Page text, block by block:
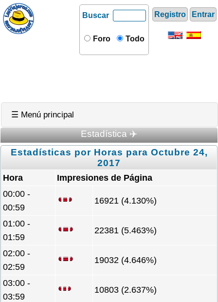
Registro Entrar
Buscar
Foro Todo
☰ Menú principal
Estadística ✈️
Estadísticas por Horas para Octubre 24,
2017
Hora
Impresiones de Página
00:00 -
00:59
16921 (4.130%)
01:00 -
01:59
22381 (5.463%)
02:00 -
02:59
19032 (4.646%)
03:00 -
03:59
10803 (2.637%)